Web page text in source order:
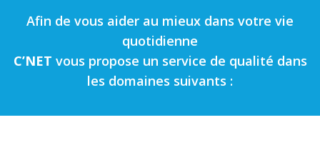
Afin de vous aider au mieux dans votre vie
quotidienne
C’NET vous propose un service de qualité dans
les domaines suivants :